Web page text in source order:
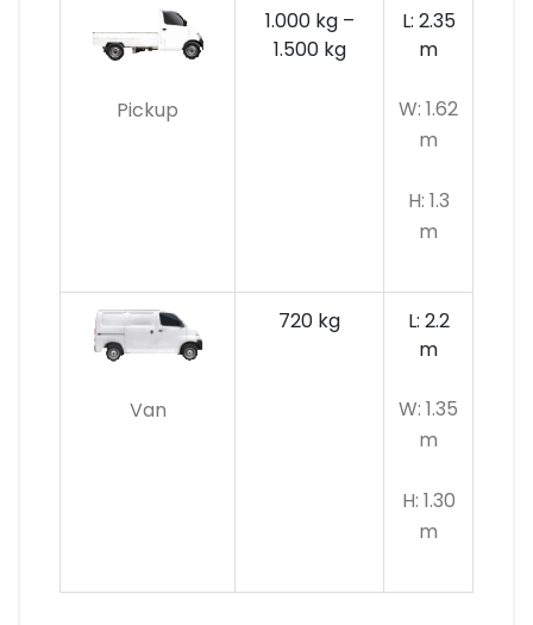
Pickup
1.000 kg –
1.500 kg
L: 2.35
m
W: 1.62
m
H: 1.3
m
Van
720 kg
L: 2.2
m
W: 1.35
m
H: 1.30
m